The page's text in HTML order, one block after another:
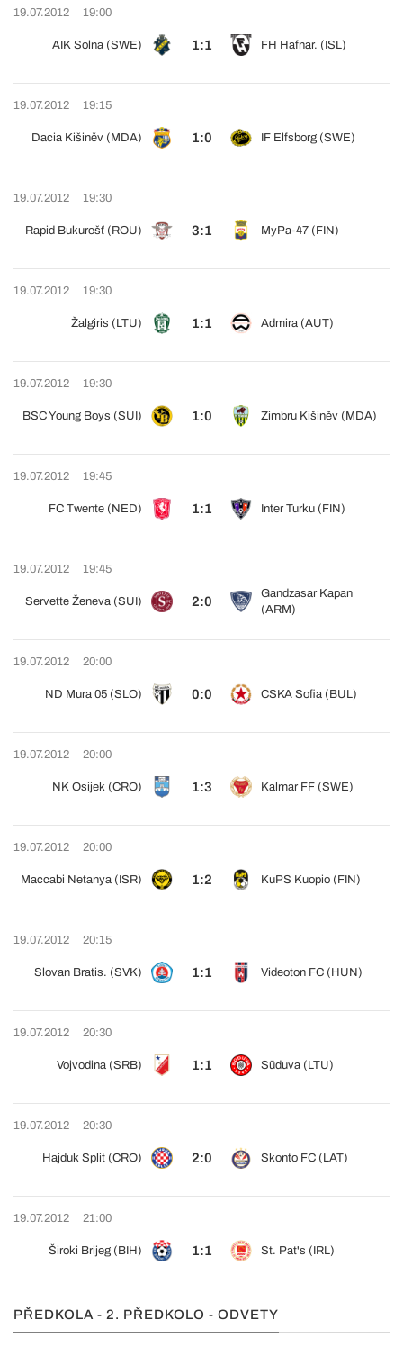
19.07.2012 19:00
AIK Solna (SWE) 1:1 FH Hafnar. (ISL)
19.07.2012 19:15
Dacia Kišiněv (MDA) 1:0 IF Elfsborg (SWE)
19.07.2012 19:30
Rapid Bukurešť (ROU) 3:1 MyPa-47 (FIN)
19.07.2012 19:30
Žalgiris (LTU) 1:1 Admira (AUT)
19.07.2012 19:30
BSC Young Boys (SUI) 1:0 Zimbru Kišiněv (MDA)
19.07.2012 19:45
FC Twente (NED) 1:1 Inter Turku (FIN)
19.07.2012 19:45
Servette Ženeva (SUI) 2:0
Gandzasar Kapan
(ARM)
19.07.2012 20:00
ND Mura 05 (SLO) 0:0 CSKA Sofia (BUL)
19.07.2012 20:00
NK Osijek (CRO) 1:3 Kalmar FF (SWE)
19.07.2012 20:00
Maccabi Netanya (ISR) 1:2 KuPS Kuopio (FIN)
19.07.2012 20:15
Slovan Bratis. (SVK) 1:1 Videoton FC (HUN)
19.07.2012 20:30
Vojvodina (SRB) 1:1 Sūduva (LTU)
19.07.2012 20:30
Hajduk Split (CRO) 2:0 Skonto FC (LAT)
19.07.2012 21:00
Široki Brijeg (BIH) 1:1 St. Pat's (IRL)
PŘEDKOLA - 2. PŘEDKOLO - ODVETY